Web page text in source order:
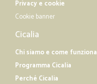
Privacy e cookie
Cookie banner
Cicalia
Chi siamo e come funziona
Programma Cicalia
Perché Cicalia